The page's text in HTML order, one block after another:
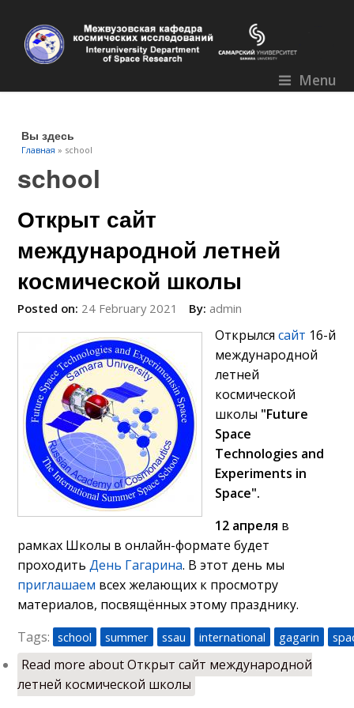
Menu
Вы здесь
Главная » school
school
Открыт сайт
международной летней
космической школы
Posted on: 24 February 2021 By: admin
Открылсясайт 16-й
международной
летней
космической
школы "Future
Space
Technologies and
Experiments in
Space".
12 апреля в
рамках Школы в онлайн-формате будет
проходитьДень Гагарина. В этот день мы
приглашаем всех желающих к просмотру
материалов, посвящённых этому празднику.
Tags: school summer ssau international gagarin
Read moreabout Открыт сайт международной
летней космической школы